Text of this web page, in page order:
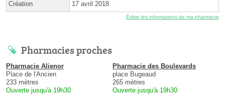
Création 17 avril 2018
Éditer les informations de ma pharmacie
Pharmacies proches
Pharmacie Alienor
Place de l'Ancien
233 mètres
Ouverte jusqu'à 19h30
Pharmacie des Boulevards
place Bugeaud
265 mètres
Ouverte jusqu'à 19h30